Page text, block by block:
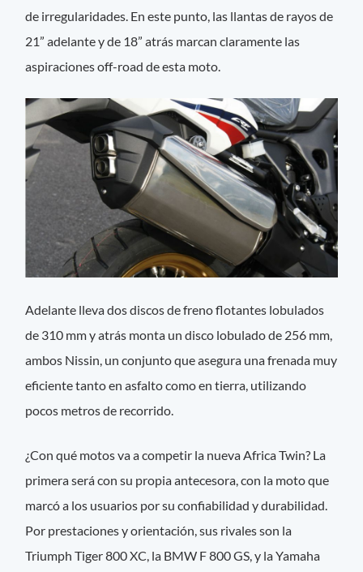
de irregularidades. En este punto, las llantas de rayos de
21” adelante y de 18” atrás marcan claramente las
aspiraciones off-road de esta moto.
Adelante lleva dos discos de freno flotantes lobulados
de 310 mm y atrás monta un disco lobulado de 256 mm,
ambos Nissin, un conjunto que asegura una frenada muy
eficiente tanto en asfalto como en tierra, utilizando
pocos metros de recorrido.
¿Con qué motos va a competir la nueva Africa Twin? La
primera será con su propia antecesora, con la moto que
marcó a los usuarios por su confiabilidad y durabilidad.
Por prestaciones y orientación, sus rivales son la
Triumph Tiger 800 XC, la BMW F 800 GS, y la Yamaha